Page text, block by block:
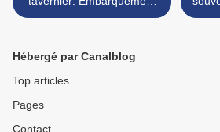
immédiat !!
Hébergé par Canalblog
Top articles
Pages
Contact